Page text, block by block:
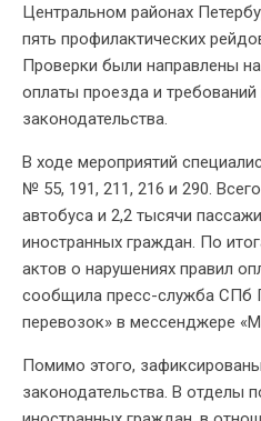
Центральном районах
пять профилактических
Проверки были направлены
оплаты проезда и требований
законодательства.
В ходе мероприятий
№ 55, 191, 211, 216 и 290.
автобуса и 2,2 тысячи
иностранных граждан. По
актов о нарушениях правил
сообщила пресс-служба СПб
перевозок» в мессенджере
Помимо этого,
законодательства. В отделы